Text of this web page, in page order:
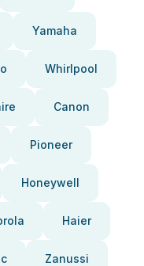
Yamaha
Whirlpool
Canon
Pioneer
Honeywell
Haier
Zanussi